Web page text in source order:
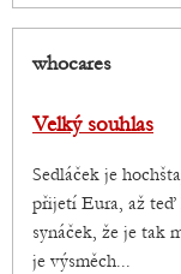
whocares
Velký souhlas
Sedláček je
přijetí Eura, až teď
synáček, že je tak
je výsměch...